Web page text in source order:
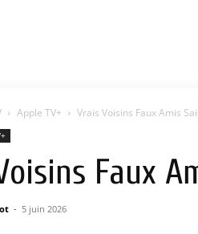
Apple TV+ Vrais Voisins Faux Amis
Faux
- 5 juin 2026